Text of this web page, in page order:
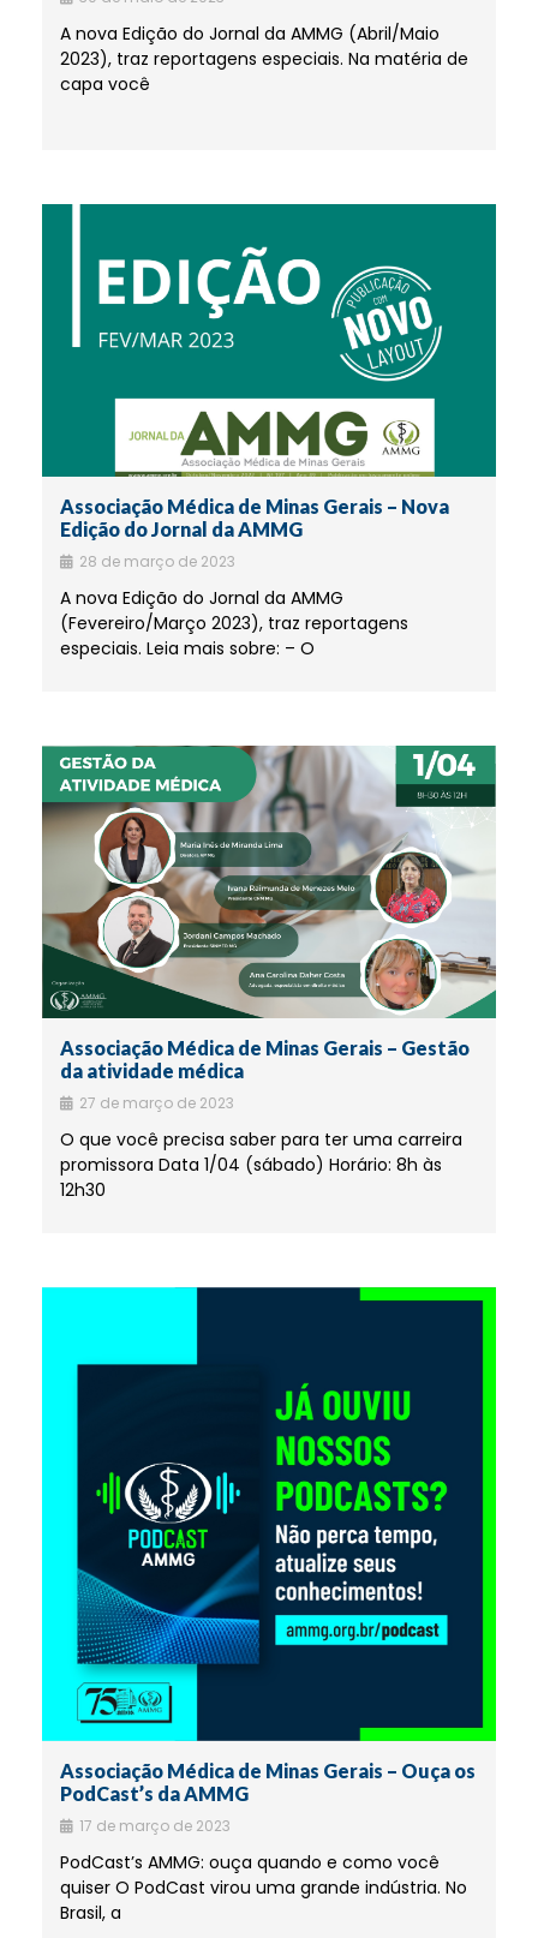
A nova Edição do Jornal da AMMG (Abril/Maio
2023), traz reportagens especiais. Na matéria de
capa você
Associação Médica de Minas Gerais – Nova
Edição do Jornal da AMMG
28 de março de 2023
A nova Edição do Jornal da AMMG
(Fevereiro/Março 2023), traz reportagens
especiais. Leia mais sobre: – O
Associação Médica de Minas Gerais – Gestão
da atividade médica
27 de março de 2023
O que você precisa saber para ter uma carreira
promissora Data 1/04 (sábado) Horário: 8h às
12h30
Associação Médica de Minas Gerais – Ouça os
PodCast’s da AMMG
17 de março de 2023
PodCast’s AMMG: ouça quando e como você
quiser O PodCast virou uma grande indústria. No
Brasil, a